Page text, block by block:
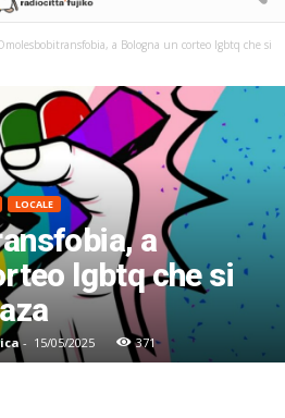
a Bologna un corteo lgbtq che si
LOCALE
a
lgbtq che si
- 15/05/2025 371